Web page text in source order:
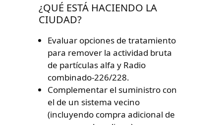
¿QUÉ ESTÁ HACIENDO LA
CIUDAD?
Evaluar opciones de tratamiento
para remover la actividad bruta
de partículas alfa y Radio
combinado-226/228.
Complementar el suministro con
el de un sistema vecino
(incluyendo compra adicional de